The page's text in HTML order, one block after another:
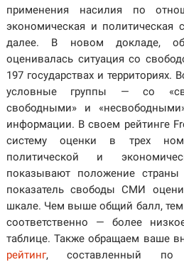
применения насилия по
экономическая и политическая
далее. В новом докладе,
оценивалась ситуация со
197 государствах и территориях.
условные группы — со
свободными» и
информации. В своем рейтинге
систему оценки в трех
политической и
показывают положение
показатель свободы СМИ
шкале. Чем выше общий балл,
соответственно — более
таблице. Также обращаем ваше
рейтинг, составленный по